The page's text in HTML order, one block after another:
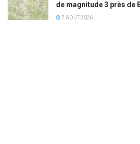
de magnitude 3 près de
7 AOÛT 2026